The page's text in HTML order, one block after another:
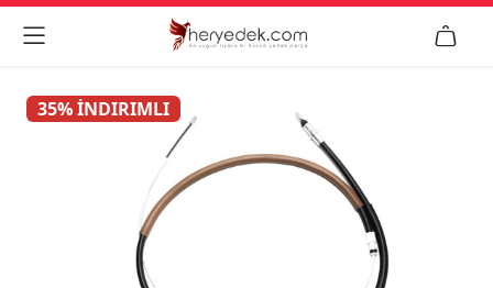
 
35% İNDIRIMLI